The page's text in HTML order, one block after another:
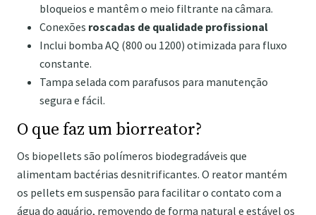
bloqueios e mantêm o meio filtrante na câmara.
Conexões roscadas de qualidade profissional
Inclui bomba AQ (800 ou 1200) otimizada para fluxo
constante.
Tampa selada com parafusos para manutenção
segura e fácil.
O que faz um biorreator?
Os biopellets são polímeros biodegradáveis ​​que
alimentam bactérias desnitrificantes. O reator mantém
os pellets em suspensão para facilitar o contato com a
água do aquário, removendo de forma natural e estável os